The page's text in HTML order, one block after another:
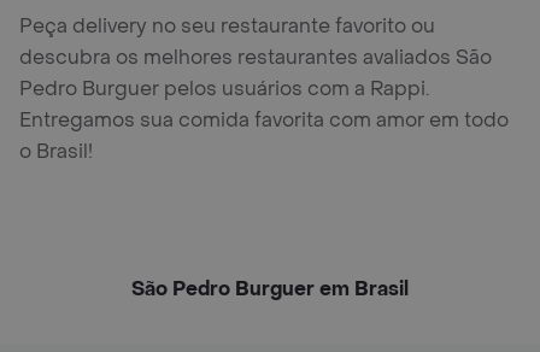
Peça delivery no seu restaurante favorito ou
descubra os melhores restaurantes avaliados São
Pedro Burguer pelos usuários com a Rappi.
Entregamos sua comida favorita com amor em todo
o Brasil!
São Pedro Burguer em Brasil